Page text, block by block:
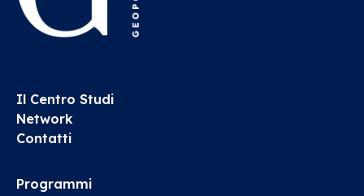
Il Centro Studi
Network
Contatti
Programmi